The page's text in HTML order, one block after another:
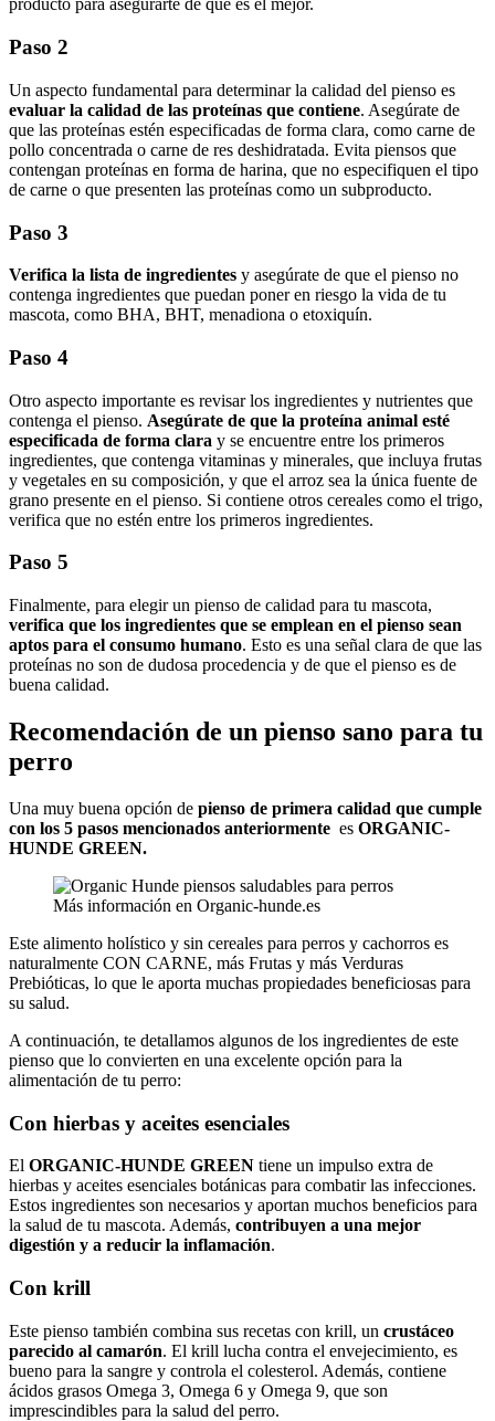
producto para asegurarte de que es el mejor.
Paso 2
Un aspecto fundamental para determinar la calidad del pienso es
evaluar la calidad de las proteínas que contiene. Asegúrate de
que las proteínas estén especificadas de forma clara, como carne de
pollo concentrada o carne de res deshidratada. Evita piensos que
contengan proteínas en forma de harina, que no especifiquen el tipo
de carne o que presenten las proteínas como un subproducto.
Paso 3
Verifica la lista de ingredientes y asegúrate de que el pienso no
contenga ingredientes que puedan poner en riesgo la vida de tu
mascota, como BHA, BHT, menadiona o etoxiquín.
Paso 4
Otro aspecto importante es revisar los ingredientes y nutrientes que
contenga el pienso. Asegúrate de que la proteína animal esté
especificada de forma clara y se encuentre entre los primeros
ingredientes, que contenga vitaminas y minerales, que incluya frutas
y vegetales en su composición, y que el arroz sea la única fuente de
grano presente en el pienso. Si contiene otros cereales como el trigo,
verifica que no estén entre los primeros ingredientes.
Paso 5
Finalmente, para elegir un pienso de calidad para tu mascota,
verifica que los ingredientes que se emplean en el pienso sean
aptos para el consumo humano. Esto es una señal clara de que las
proteínas no son de dudosa procedencia y de que el pienso es de
buena calidad.
Recomendación de un pienso sano para tu
perro
Una muy buena opción de pienso de primera calidad que cumple
con los 5 pasos mencionados anteriormente es ORGANIC-
HUNDE GREEN.
Más información en Organic-hunde.es
Este alimento holístico y sin cereales para perros y cachorros es
naturalmente CON CARNE, más Frutas y más Verduras
Prebióticas, lo que le aporta muchas propiedades beneficiosas para
su salud.
A continuación, te detallamos algunos de los ingredientes de este
pienso que lo convierten en una excelente opción para la
alimentación de tu perro:
Con hierbas y aceites esenciales
El ORGANIC-HUNDE GREEN tiene un impulso extra de
hierbas y aceites esenciales botánicas para combatir las infecciones.
Estos ingredientes son necesarios y aportan muchos beneficios para
la salud de tu mascota. Además, contribuyen a una mejor
digestión y a reducir la inflamación.
Con krill
Este pienso también combina sus recetas con krill, un crustáceo
parecido al camarón. El krill lucha contra el envejecimiento, es
bueno para la sangre y controla el colesterol. Además, contiene
ácidos grasos Omega 3, Omega 6 y Omega 9, que son
imprescindibles para la salud del perro.